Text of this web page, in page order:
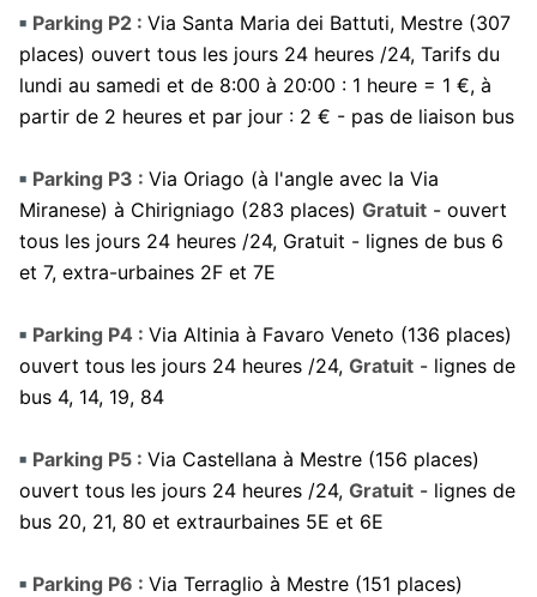
Parking P2 : Via Santa Maria dei Battuti, Mestre (307
places) ouvert tous les jours 24 heures /24, Tarifs du
lundi au samedi et de 8:00 à 20:00 : 1 heure = 1 €, à
partir de 2 heures et par jour : 2 € - pas de liaison bus
Parking P3 : Via Oriago (à l'angle avec la Via
Miranese) à Chirigniago (283 places) Gratuit- ouvert
tous les jours 24 heures /24, Gratuit - lignes de bus 6
et 7, extra-urbaines 2F et 7E
Parking P4 : Via Altinia à Favaro Veneto (136 places)
ouvert tous les jours 24 heures /24, Gratuit- lignes de
bus 4, 14, 19, 84
Parking P5 : Via Castellana à Mestre (156 places)
ouvert tous les jours 24 heures /24, Gratuit- lignes de
bus 20, 21, 80 et extraurbaines 5E et 6E
Parking P6 : Via Terraglio à Mestre (151 places)